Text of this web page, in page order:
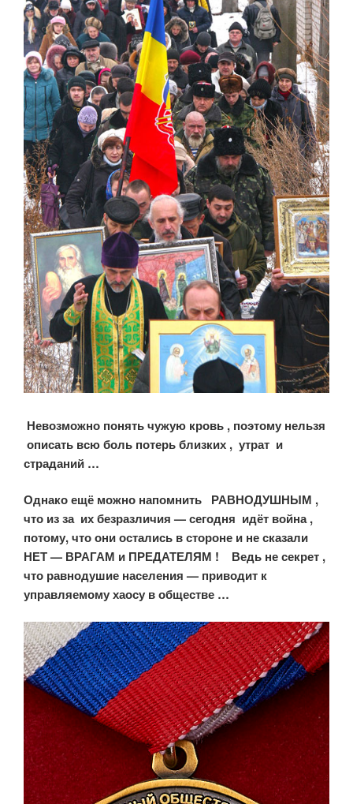
Невозможно понять чужую кровь , поэтому нельзя
описать всю боль потерь близких , утрат и
страданий …
Однако ещё можно напомнить РАВНОДУШНЫМ ,
что из за их безразличия — сегодня идёт война ,
потому, что они остались в стороне и не сказали
НЕТ — ВРАГАМ и ПРЕДАТЕЛЯМ ! Ведь не секрет ,
что равнодушие населения — приводит к
управляемому хаосу в обществе …